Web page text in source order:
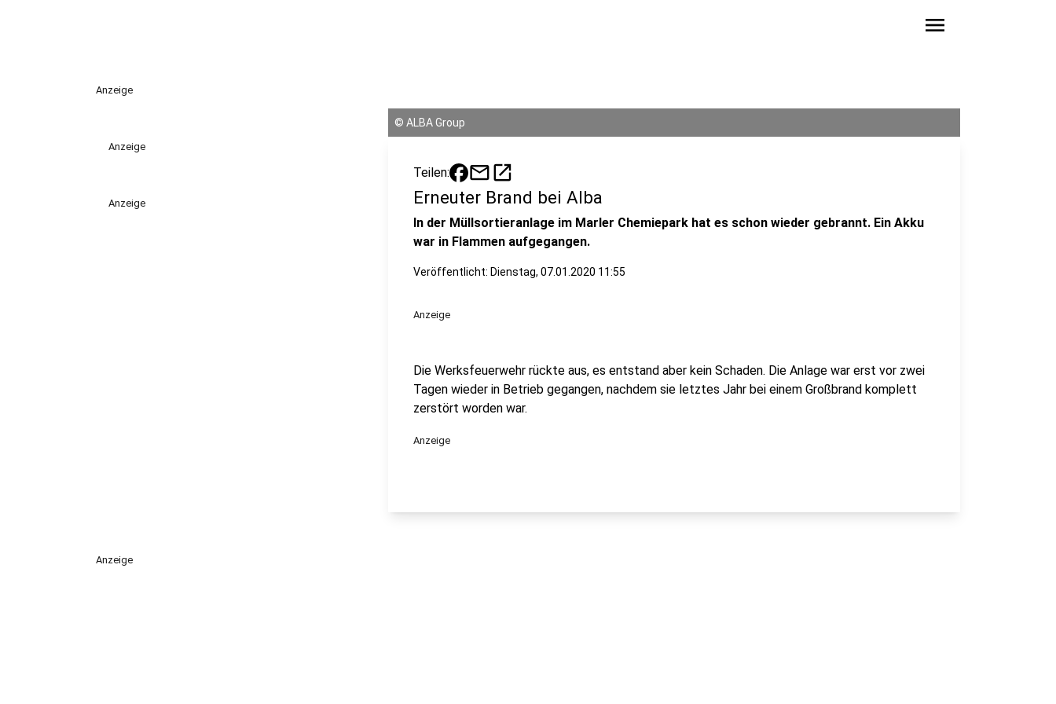
menu
Anzeige
Anzeige
Anzeige
© ALBA Group
Teilen: mailopen_in_new
Erneuter Brand bei Alba
In der Müllsortieranlage im Marler Chemiepark hat es schon wieder gebrannt. Ein Akku
war in Flammen aufgegangen.
Veröffentlicht: Dienstag, 07.01.2020 11:55
Anzeige
Die Werksfeuerwehr rückte aus, es entstand aber kein Schaden. Die Anlage war erst vor zwei
Tagen wieder in Betrieb gegangen, nachdem sie letztes Jahr bei einem Großbrand komplett
zerstört worden war.
Anzeige
Anzeige